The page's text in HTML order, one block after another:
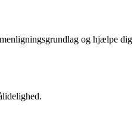
og hjælpe dig